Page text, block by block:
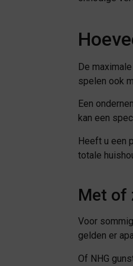
De
spelen ook
Een
kan een
Heeft u een
totale
Met of
Voor
gelden er
Of NHG